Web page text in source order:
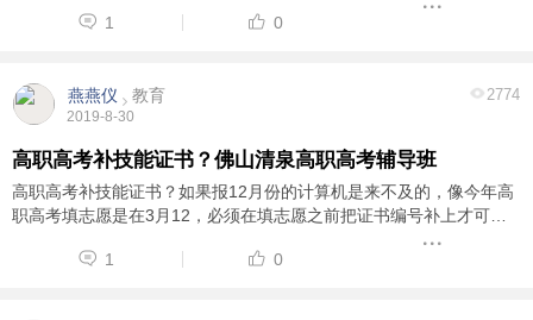
班的这个大家庭里，每个人来到清泉都是 ...
1 0
燕燕仪 教育
2019-8-30
2774
高职高考补技能证书？佛山清泉高职高考辅导班
高职高考补技能证书？如果报12月份的计算机是来不及的，像今年高
职高考填志愿是在3月12，必须在填志愿之前把证书编号补上才可
以。所以只能报考广东省中等职业技术教育专业技能课程证书，10月
份报考12月考试。成绩在2月份公布出来并可以 ...
1 0